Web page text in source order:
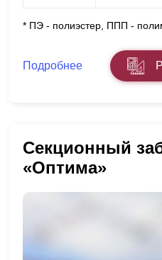
* ПЭ - полиэстер, ППП -
Подробнее
Секционный
«Оптима»